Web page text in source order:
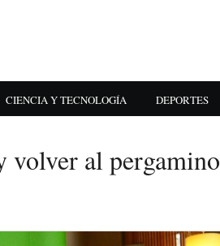
CIENCIA Y TECNOLOGÍA DEPORTES
volver al pergamino